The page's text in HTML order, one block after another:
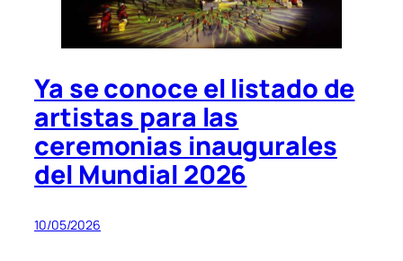
Ya se conoce el listado de
artistas para las
ceremonias inaugurales
del Mundial 2026
10/05/2026